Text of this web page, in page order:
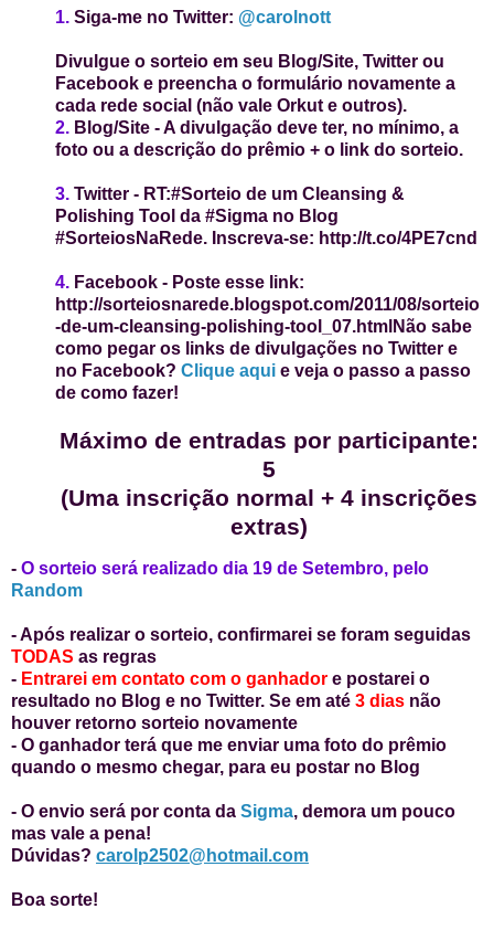
1. Siga-me no Twitter: @carolnott
Divulgue o sorteio em seu Blog/Site, Twitter ou
Facebook e preencha o formulário novamente a
cada rede social (não vale Orkut e outros).
2. Blog/Site -A divulgação deve ter, no mínimo, a
foto ou a descrição do prêmio + o link do sorteio.
3. Twitter - RT:#Sorteio de um Cleansing &
Polishing Tool da #Sigma no Blog
#SorteiosNaRede. Inscreva-se: http://t.co/4PE7cnd
4. Facebook - Poste esse link:
http://sorteiosnarede.blogspot.com/2011/08/sorteio
-de-um-cleansing-polishing-tool_07.html Não sabe
como pegar os links de divulgações no Twitter e
no Facebook? Clique aqui e veja o passo a passo
de como fazer!
Máximo de entradas por participante:
5
(Uma inscrição normal + 4 inscrições
extras)
- O sorteio será realizado dia 19 de Setembro, pelo
Random
- Após realizar o sorteio, confirmarei se foram seguidas
TODAS as regras
- Entrarei em contato com o ganhador e postarei o
resultado no Blog e no Twitter. Se em até 3 dias não
houver retorno sorteio novamente
- O ganhador terá que me enviar uma foto do prêmio
quando o mesmo chegar, para eu postar no Blog
- O envio será por conta da Sigma, demora um pouco
mas vale a pena!
Dúvidas? carolp2502@hotmail.com
Boa sorte!